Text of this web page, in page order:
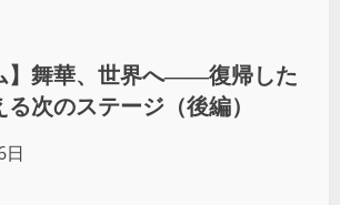
】舞華、世界へ――復帰した
次のステージ（後編）
日